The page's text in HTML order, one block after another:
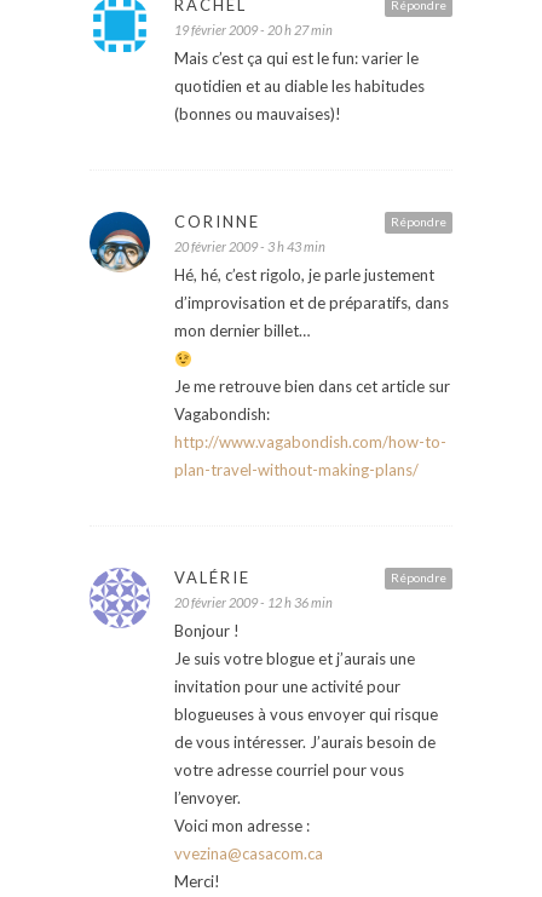
Répondre
RACHEL
19 février 2009 - 20 h 27 min
Mais c’est ça qui est le fun: varier le
quotidien et au diable les habitudes
(bonnes ou mauvaises)!
Répondre
CORINNE
20 février 2009 - 3 h 43 min
Hé, hé, c’est rigolo, je parle justement
d’improvisation et de préparatifs, dans
mon dernier billet…
Je me retrouve bien dans cet article sur
Vagabondish:
http://www.vagabondish.com/how-to-
plan-travel-without-making-plans/
Répondre
VALÉRIE
20 février 2009 - 12 h 36 min
Bonjour !
Je suis votre blogue et j’aurais une
invitation pour une activité pour
blogueuses à vous envoyer qui risque
de vous intéresser. J’aurais besoin de
votre adresse courriel pour vous
l’envoyer.
Voici mon adresse :
vvezina@casacom.ca
Merci!